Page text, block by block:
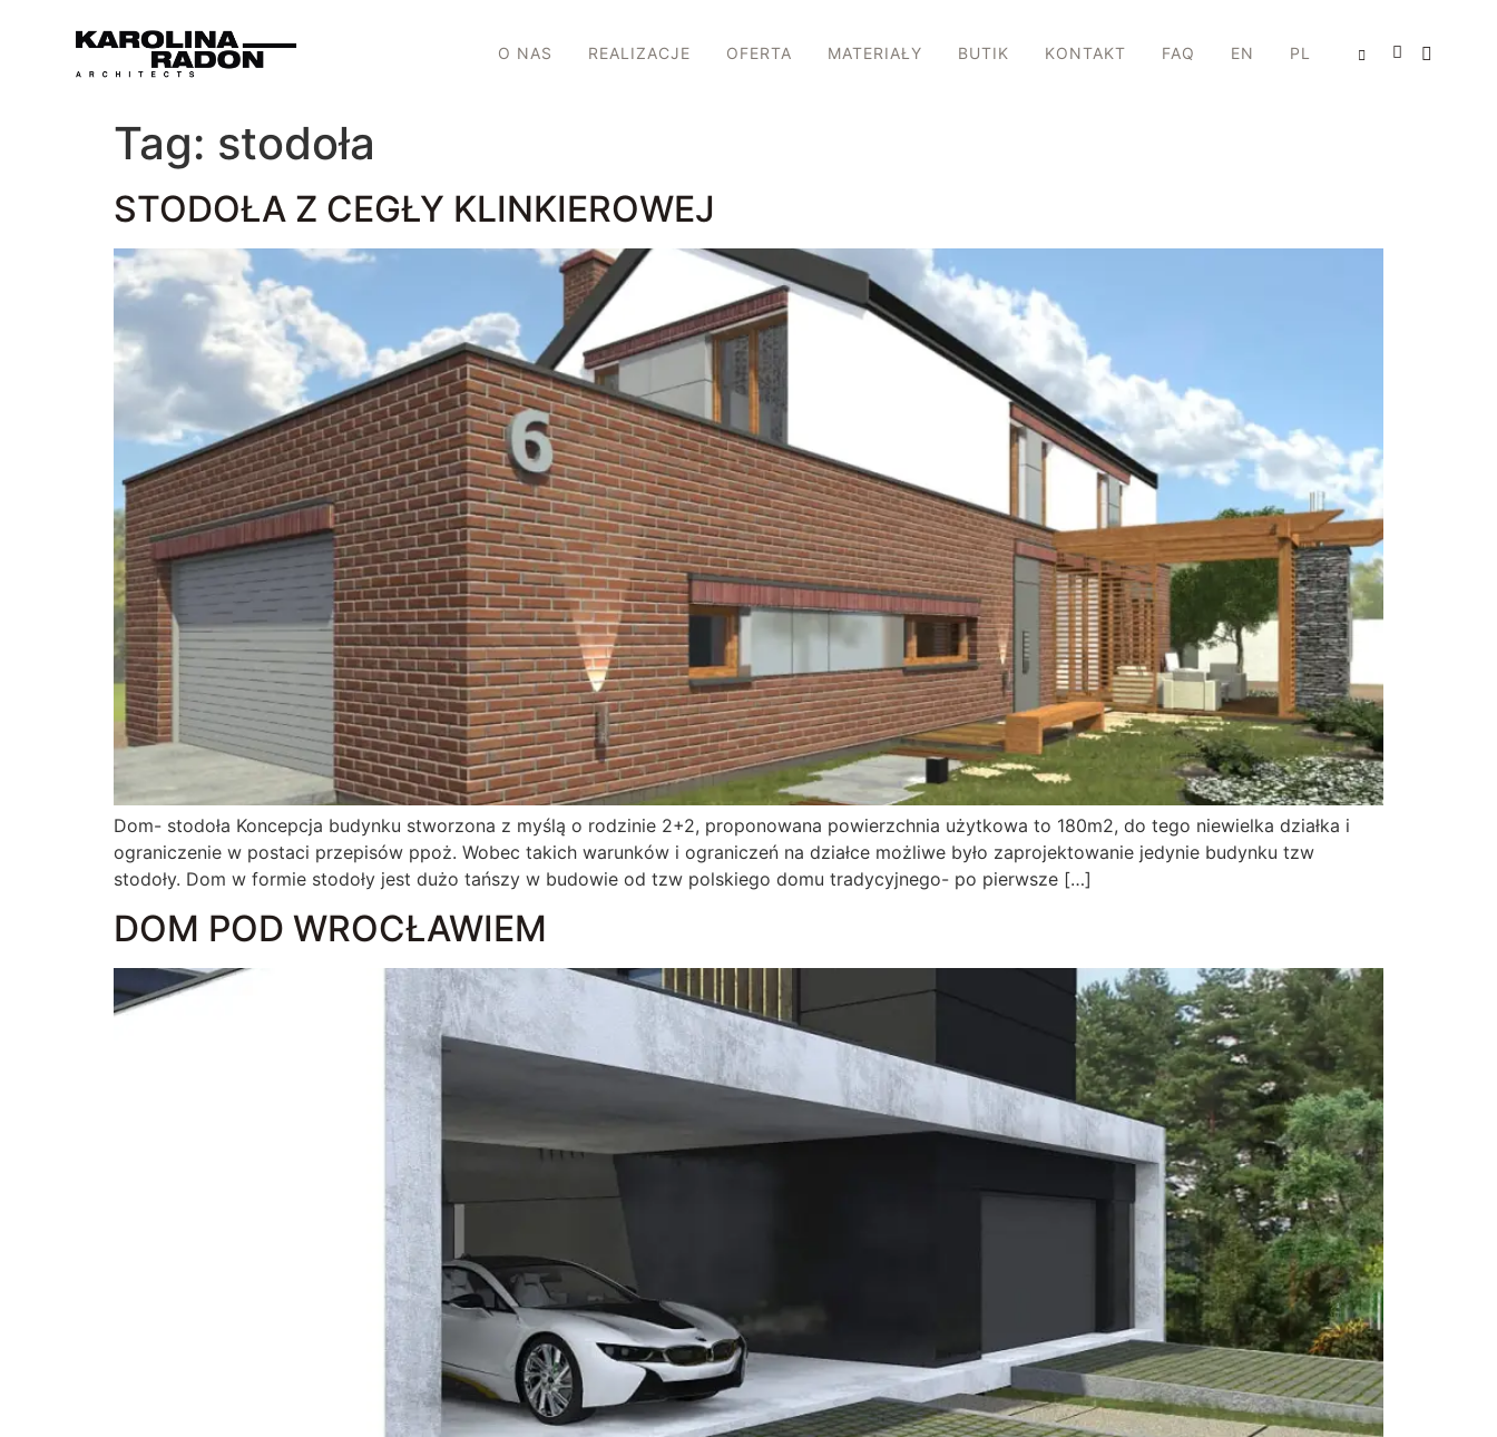
O NAS REALIZACJE OFERTA MATERIAŁY BUTIK KONTAKT FAQ EN PL
Tag: stodoła
STODOŁA Z CEGŁY KLINKIEROWEJ
Dom- stodoła Koncepcja budynku stworzona z myślą o rodzinie 2+2, proponowana powierzchnia użytkowa to 180m2, do tego niewielka działka i
ograniczenie w postaci przepisów ppoż. Wobec takich warunków i ograniczeń na działce możliwe było zaprojektowanie jedynie budynku tzw
stodoły. Dom w formie stodoły jest dużo tańszy w budowie od tzw polskiego domu tradycyjnego- po pierwsze […]
DOM POD WROCŁAWIEM